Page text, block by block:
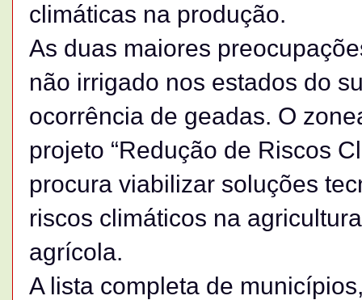
climáticas na produção.
As duas maiores
não irrigado nos estados do
ocorrência de geadas. O
projeto “Redução de Riscos
procura viabilizar soluções
riscos climáticos na
agrícola.
A lista completa de